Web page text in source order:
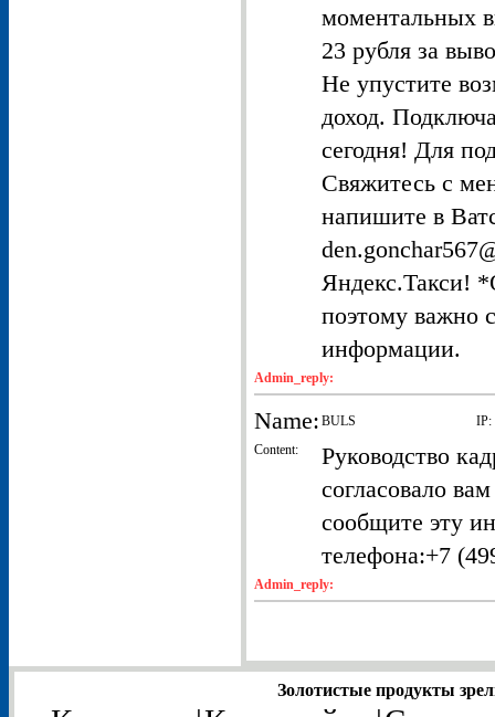
моментальных
23 рубля за
Не упустите
доход.
сегодня! Для
Свяжитесь с
напишите в
Яндекс.Такси!
поэтому важно
информации.
Admin_reply:
Name: BULS
IP:
Content:
Руководство
согласовало
сообщите эту
телефона:+7
Admin_reply:
Золотистые продукты